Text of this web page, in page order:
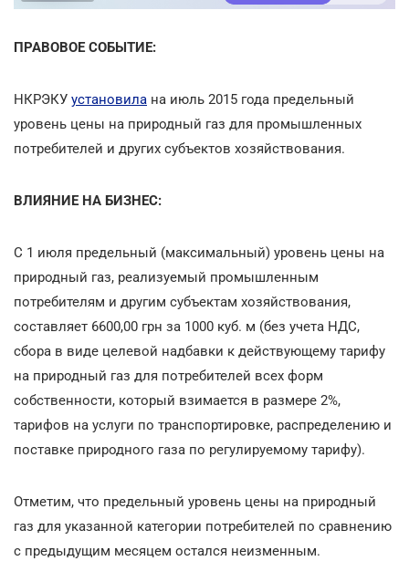
ПРАВОВОЕ СОБЫТИЕ:
НКРЭКУ установила на июль 2015 года предельный
уровень цены на природный газ для промышленных
потребителей и других субъектов хозяйствования.
ВЛИЯНИЕ НА БИЗНЕС:
С 1 июля предельный (максимальный) уровень цены на
природный газ, реализуемый промышленным
потребителям и другим субъектам хозяйствования,
составляет 6600,00 грн за 1000 куб. м (без учета НДС,
сбора в виде целевой надбавки к действующему тарифу
на природный газ для потребителей всех форм
собственности, который взимается в размере 2%,
тарифов на услуги по транспортировке, распределению и
поставке природного газа по регулируемому тарифу).
Отметим, что предельный уровень цены на природный
газ для указанной категории потребителей по сравнению
с предыдущим месяцем остался неизменным.